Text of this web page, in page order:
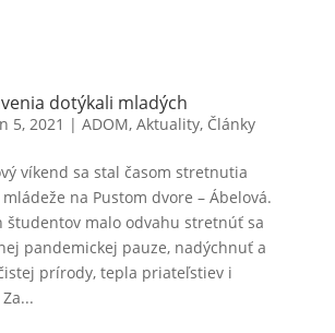
dotýkali mladých
5, 2021 | ADOM, Aktuality, Články
víkend sa stal časom stretnutia
na Pustom dvore – Ábelová.
študentov malo odvahu stretnúť sa
pandemickej pauze, nadýchnuť a
prírody, tepla priateľstiev i